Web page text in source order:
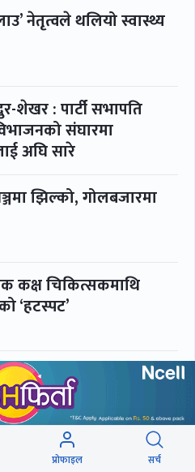
नेतृत्वले थलियो स्वास्थ्य
शेखर : पार्टी सभापति
संघारमा
अघि सारे
झिल्को, गोलबजारमा
कक्ष चिकित्सकमाथि
‘हटस्पट’
नपढाइ ‘गुणस्तर’
प्रोफाइल सर्च